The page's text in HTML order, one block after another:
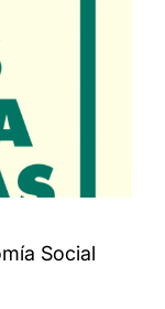
Social